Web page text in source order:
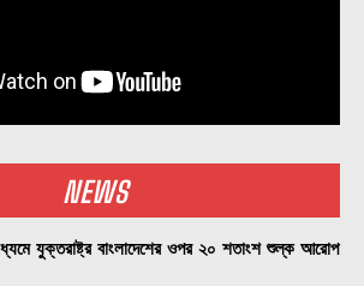
NEWS
যুক্তরাষ্ট্র বাংলাদেশের ওপর ২০ শতাংশ শুল্ক আরোপ